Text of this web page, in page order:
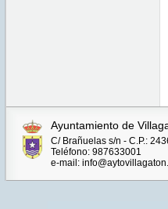
Ayuntamiento de
C/ Brañuelas s/n - C.P.:
Teléfono: 987633001
e-mail: